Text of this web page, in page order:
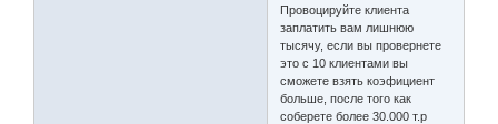
Провоцируйте клиента
заплатить вам лишнюю
тысячу, если вы провернете
это с 10 клиентами вы
сможете взять коэфициент
больше, после того как
соберете более 30.000 т.р